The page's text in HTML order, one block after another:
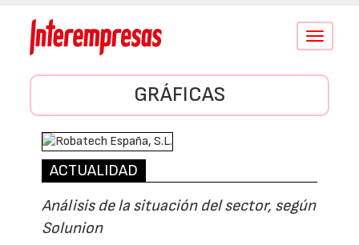
Conmutar
GRÁFICAS
ACTUALIDAD
Análisis de la situación del sector, según
Solunion